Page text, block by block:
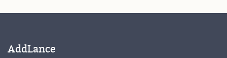
AddLance